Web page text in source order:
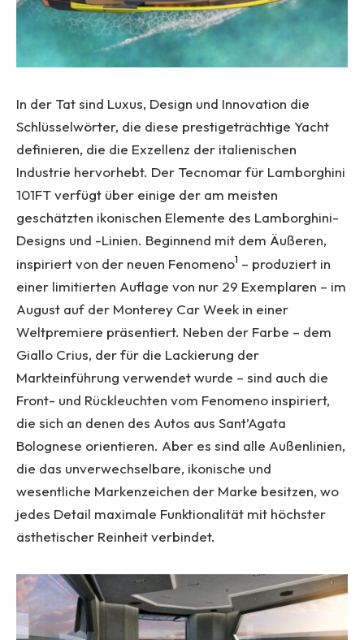
In der Tat sind Luxus, Design und Innovation die
Schlüsselwörter, die diese prestigeträchtige Yacht
definieren, die die Exzellenz der italienischen
Industrie hervorhebt. Der Tecnomar für Lamborghini
101FT verfügt über einige der am meisten
geschätzten ikonischen Elemente des Lamborghini-
Designs und -Linien. Beginnend mit dem Äußeren,
inspiriert von der neuen Fenomeno1 – produziert in
einer limitierten Auflage von nur 29 Exemplaren – im
August auf der Monterey Car Week in einer
Weltpremiere präsentiert. Neben der Farbe – dem
Giallo Crius, der für die Lackierung der
Markteinführung verwendet wurde – sind auch die
Front- und Rückleuchten vom Fenomeno inspiriert,
die sich an denen des Autos aus Sant’Agata
Bolognese orientieren. Aber es sind alle Außenlinien,
die das unverwechselbare, ikonische und
wesentliche Markenzeichen der Marke besitzen, wo
jedes Detail maximale Funktionalität mit höchster
ästhetischer Reinheit verbindet.